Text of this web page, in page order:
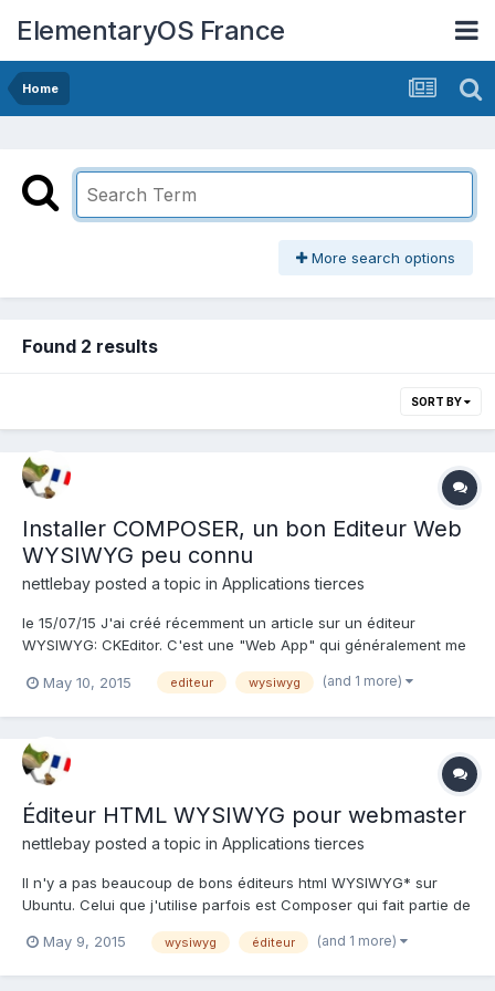
ElementaryOS France
Home
More search options
Found 2 results
SORT BY
Installer COMPOSER, un bon Editeur Web
WYSIWYG peu connu
nettlebay posted a topic in Applications tierces
le 15/07/15 J'ai créé récemment un article sur un éditeur
WYSIWYG: CKEditor. C'est une "Web App" qui généralement me
COMPOSER qui est un bon éditeur Web WYSIWYG de Mozilla.
May 10, 2015 editeur wysiwyg (and 1 more)
Éditeur HTML WYSIWYG pour webmaster
nettlebay posted a topic in Applications tierces
Il n'y a pas beaucoup de bons éditeurs html WYSIWYG* sur
Ubuntu. Celui que j'utilise parfois est Composer qui fait partie de
Mozilla aussi. Mais Kompozer est assez décrié car son HTML est
May 9, 2015 wysiwyg éditeur (and 1 more)